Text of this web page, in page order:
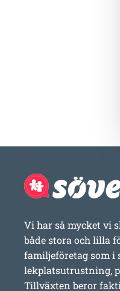
Vi har så mycket vi
både stora och lilla
familjeföretag som i
lekplatsutrustning,
Tillväxten beror